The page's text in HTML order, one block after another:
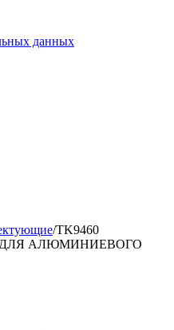
данных
/TK9460
АЛЮМИНИЕВОГО